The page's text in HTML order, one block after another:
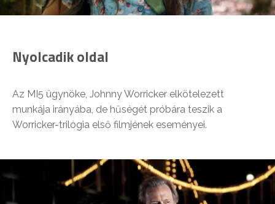
Nyolcadik oldal
Az MI5 ügynöke, Johnny Worricker elkötelezett
munkája irányába, de hűségét próbára teszik a
Worricker-trilógia első filmjének eseményei.